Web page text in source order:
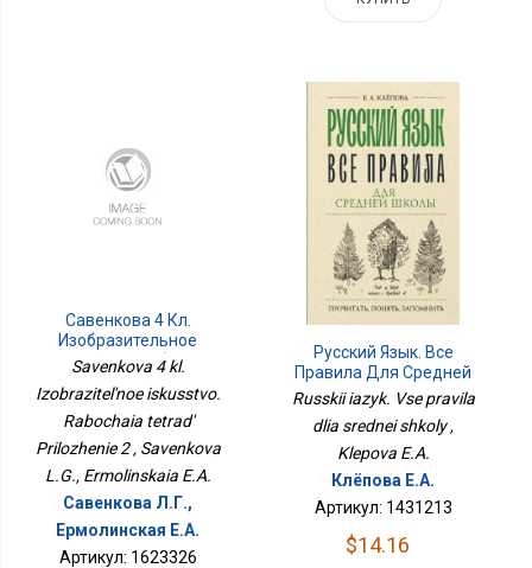
Савенкова 4 Кл.
Изобразительное
Искусство. Рабочая
Savenkova 4 kl.
Izobrazitel'noe iskusstvo.
Rabochaia tetrad'
Prilozhenie 2 , Savenkova
L.G., Ermolinskaia E.A.
Савенкова Л.Г.,
Ермолинская Е.А.
Артикул: 1623326
Русский Язык. Все
Правила Для Средней
Школы
Russkii iazyk. Vse pravila
dlia srednei shkoly ,
Klepova E.A.
Клёпова Е.А.
Артикул: 1431213
$14.16